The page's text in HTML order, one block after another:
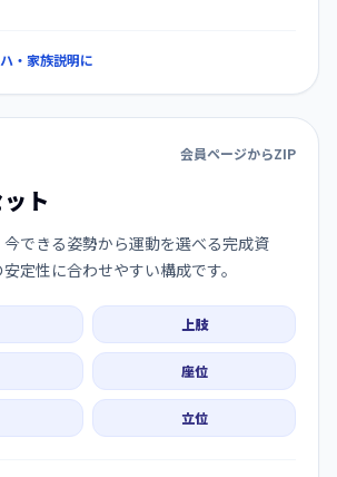
・家族説明に
会員ページからZIP
ト
できる姿勢から運動を選べる完成資
定性に合わせやすい構成です。
上肢
座位
立位